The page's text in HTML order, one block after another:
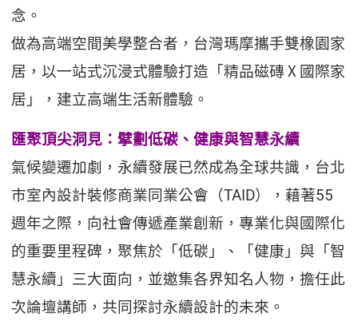
念。
做為高端空間美學整合者，台灣瑪摩攜手雙橡園家
居，以一站式沉浸式體驗打造「精品磁磚Ⅹ國際家
居」，建立高端生活新體驗。
匯聚頂尖洞見：擘劃低碳、健康與智慧永續
氣候變遷加劇，永續發展已然成為全球共識，台北
市室內設計裝修商業同業公會（TAID），藉著55
週年之際，向社會傳遞產業創新，專業化與國際化
的重要里程碑，聚焦於「低碳」、「健康」與「智
慧永續」三大面向，並邀集各界知名人物，擔任此
次論壇講師，共同探討永續設計的未來。